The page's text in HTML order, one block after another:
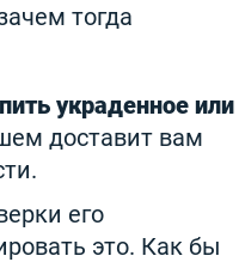
тогда
украденное или
доставит вам
его
это. Как бы